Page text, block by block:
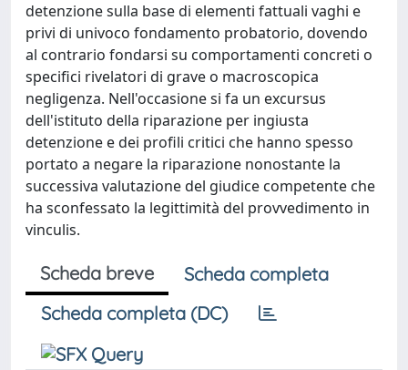
detenzione sulla base di elementi fattuali vaghi e
privi di univoco fondamento probatorio, dovendo
al contrario fondarsi su comportamenti concreti o
specifici rivelatori di grave o macroscopica
negligenza. Nell'occasione si fa un excursus
dell'istituto della riparazione per ingiusta
detenzione e dei profili critici che hanno spesso
portato a negare la riparazione nonostante la
successiva valutazione del giudice competente che
ha sconfessato la legittimità del provvedimento in
vinculis.
Scheda breve
Scheda completa
Scheda completa (DC)